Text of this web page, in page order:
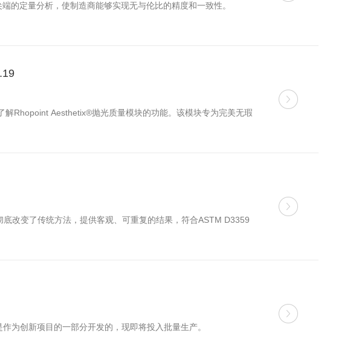
定量分析，使制造商能够实现无与伦比的精度和一致性。
Rhopoint Aesthetix®抛光质量模块的功能。该模块专为完美无瑕
改变了传统方法，提供客观、可重复的结果，符合ASTM D3359
为创新项目的一部分开发的，现即将投入批量生产。